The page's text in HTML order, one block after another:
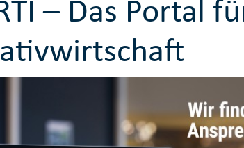
– Das Portal